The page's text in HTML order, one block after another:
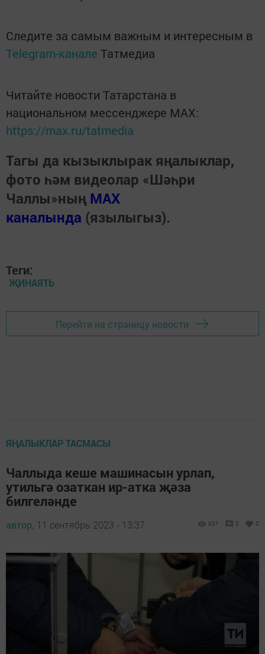
Следите за самым важным и интересным в
Telegram-канале Татмедиа
Читайте новости Татарстана в
национальном мессенджере MАХ:
https://max.ru/tatmedia
Тагы да кызыклырак яңалыклар,
фото һәм видеолар «Шәһри
Чаллы»ның MAX
каналында (язылыгыз).
Теги:
ҖИНАЯТЬ
Перейти на страницу новости
ЯҢАЛЫКЛАР ТАСМАСЫ
Чаллыда кеше машинасын урлап,
утильгә озаткан ир-атка җәза
билгеләнде
автор, 11 сентябрь 2023 - 13:37 921 0 0